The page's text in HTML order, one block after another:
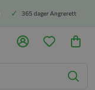
365 dager Angrerett